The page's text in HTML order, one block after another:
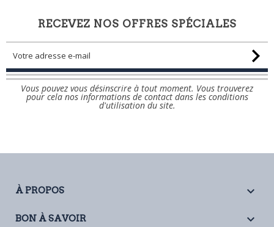
RECEVEZ NOS OFFRES SPÉCIALES
Vous pouvez vous désinscrire à tout moment. Vous trouverez
pour cela nos informations de contact dans les conditions
d'utilisation du site.
À PROPOS 
BON À SAVOIR 